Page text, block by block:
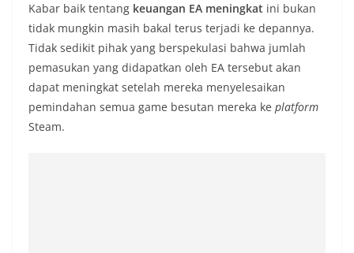
Kabar baik tentang keuangan EA meningkat ini bukan
tidak mungkin masih bakal terus terjadi ke depannya.
Tidak sedikit pihak yang berspekulasi bahwa jumlah
pemasukan yang didapatkan oleh EA tersebut akan
dapat meningkat setelah mereka menyelesaikan
pemindahan semua game besutan mereka ke platform
Steam.